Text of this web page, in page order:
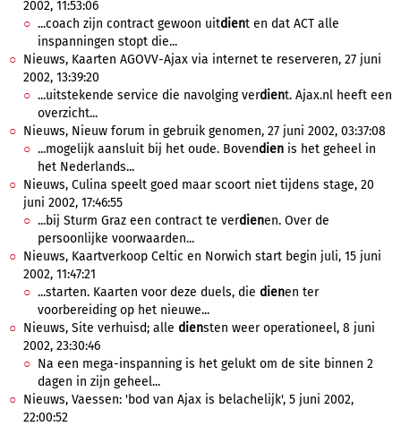
2002, 11:53:06
...coach zijn contract gewoon uitdient en dat ACT alle
inspanningen stopt die...
Nieuws, Kaarten AGOVV-Ajax via internet te reserveren, 27 juni
2002, 13:39:20
...uitstekende service die navolging verdient. Ajax.nl heeft een
overzicht...
Nieuws, Nieuw forum in gebruik genomen, 27 juni 2002, 03:37:08
...mogelijk aansluit bij het oude. Bovendien is het geheel in
het Nederlands...
Nieuws, Culina speelt goed maar scoort niet tijdens stage, 20
juni 2002, 17:46:55
...bij Sturm Graz een contract te verdienen. Over de
persoonlijke voorwaarden...
Nieuws, Kaartverkoop Celtic en Norwich start begin juli, 15 juni
2002, 11:47:21
...starten. Kaarten voor deze duels, die dienen ter
voorbereiding op het nieuwe...
Nieuws, Site verhuisd; alle diensten weer operationeel, 8 juni
2002, 23:30:46
Na een mega-inspanning is het gelukt om de site binnen 2
dagen in zijn geheel...
Nieuws, Vaessen: 'bod van Ajax is belachelijk', 5 juni 2002,
22:00:52